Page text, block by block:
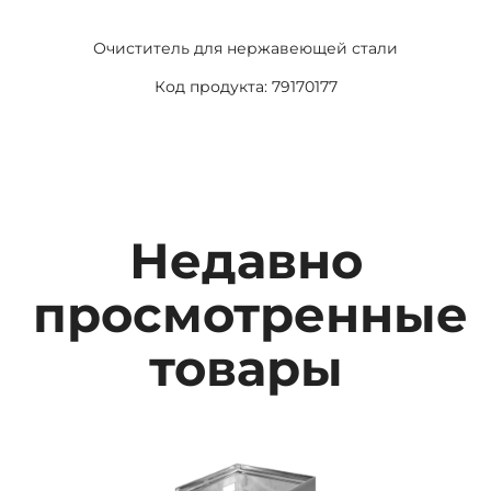
Очиститель для нержавеющей стали
Код продукта: 79170177
Недавно
просмотренные
товары